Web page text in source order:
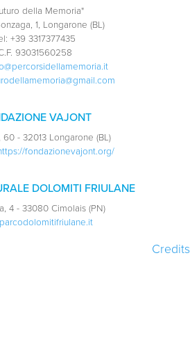
della Memoria"
1, Longarone (BL)
+39 3317377435
93031560258
VAJONT
60 - 32013 Longarone (BL)
fondazionevajont.org/
DOLOMITI FRIULANE
4 - 33080 Cimolais (PN)
Credits